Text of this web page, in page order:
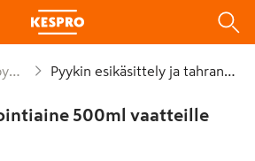
Pyykin esikäsittely ja tahranpoisto
500ml vaatteille